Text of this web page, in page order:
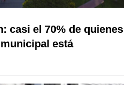
casi el 70% de quienes
está